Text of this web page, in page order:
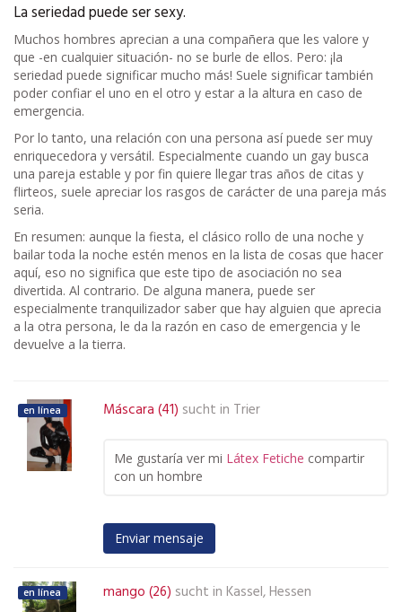
La seriedad puede ser sexy.
Muchos hombres aprecian a una compañera que les valore y
que -en cualquier situación- no se burle de ellos. Pero: ¡la
seriedad puede significar mucho más! Suele significar también
poder confiar el uno en el otro y estar a la altura en caso de
emergencia.
Por lo tanto, una relación con una persona así puede ser muy
enriquecedora y versátil. Especialmente cuando un gay busca
una pareja estable y por fin quiere llegar tras años de citas y
flirteos, suele apreciar los rasgos de carácter de una pareja más
seria.
En resumen: aunque la fiesta, el clásico rollo de una noche y
bailar toda la noche estén menos en la lista de cosas que hacer
aquí, eso no significa que este tipo de asociación no sea
divertida. Al contrario. De alguna manera, puede ser
especialmente tranquilizador saber que hay alguien que aprecia
a la otra persona, le da la razón en caso de emergencia y le
devuelve a la tierra.
en línea Máscara (41) sucht in Trier
Me gustaría ver mi Látex Fetiche compartir
con un hombre
Enviar mensaje
en línea mango (26) sucht in Kassel, Hessen